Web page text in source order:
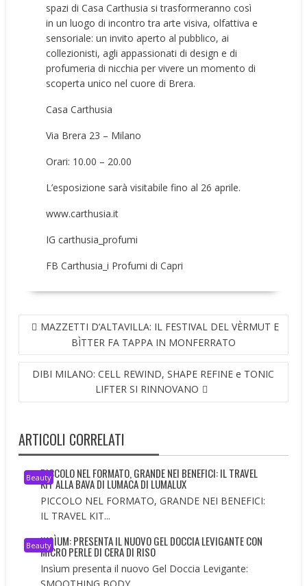
spazi di Casa Carthusia si trasformeranno così
in un luogo di incontro tra arte visiva, olfattiva e
sensoriale: un invito aperto al pubblico, ai
collezionisti, agli appassionati di design e di
profumeria di nicchia per vivere un momento di
scoperta unico nel cuore di Brera.
Casa Carthusia
Via Brera 23 – Milano
Orari: 10.00 – 20.00
L’esposizione sarà visitabile fino al 26 aprile.
www.carthusia.it
IG carthusia_profumi
FB Carthusia_i Profumi di Capri
NAVIGAZIONE
ARTICOLI
MAZZETTI D‘ALTAVILLA: IL FESTIVAL DEL VÈRMUT E
BÌTTER FA TAPPA IN MONFERRATO
DIBI MILANO: CELL REWIND, SHAPE REFINE e TONIC
LIFTER SI RINNOVANO
ARTICOLI CORRELATI
BeautyPICCOLO NEL FORMATO, GRANDE NEI BENEFICI: IL TRAVEL
KIT ALLA BAVA DI LUMACA DI LUMALUX
PICCOLO NEL FORMATO, GRANDE NEI BENEFICI:
IL TRAVEL KIT...
BeautyINSÌUM: PRESENTA IL NUOVO GEL DOCCIA LEVIGANTE CON
MICRO PERLE DI CERA DI RISO
Insìum presenta il nuovo Gel Doccia Levigante:
SMOOTHING BODY...